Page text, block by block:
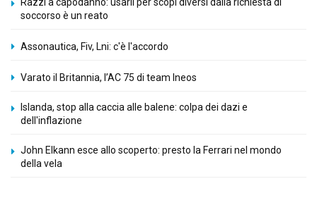
soccorso è un reato
Assonautica, Fiv, Lni: c'è l'accordo
Varato il Britannia, l’AC 75 di team Ineos
Islanda, stop alla caccia alle balene: colpa dei dazi e
dell'inflazione
John Elkann esce allo scoperto: presto la Ferrari nel mondo
della vela